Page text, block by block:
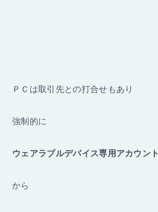
ＰＣは取引先との打合せもあり
強制的に
ウェアラブルデバイス専用アカウント
から